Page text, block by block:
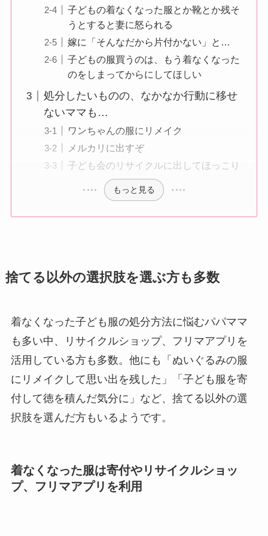
子どもの着なくなった服とか靴とか残そ
うとすると妻に怒られる
嫁に「そんなだから片付かない」と…
子どもの服買うのは、もう着なくなった
のをしまってからにしてほしい
処分したいものの、なかなか行動に移せ
ないママも…
ワンちゃんの服にリメイク
メルカリに出すぞ
子ども会のリサイクルに出してほっこり
もっと見る
捨てる以外の選択肢を選ぶ方も多数
着なくなった子ども服の処分方法に悩むパパママ
も多い中、リサイクルショップ、フリマアプリを
活用している方も多数。他にも「ぬいぐるみの服
にリメイクして思い出を残した」「子ども服を寄
付して徳を積んだ気分に」など、捨てる以外の選
択肢を選んだ方もいるようです。
着なくなった服は寄付やリサイクルショッ
プ、フリマアプリを利用